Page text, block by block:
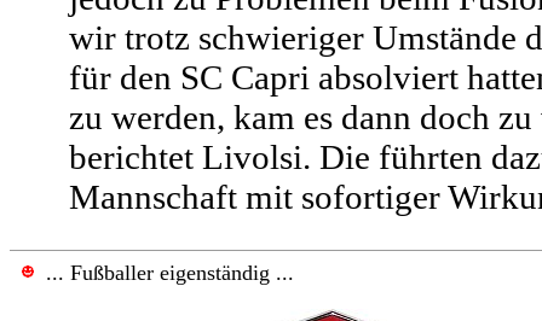
wir trotz schwieriger Umstände
für den SC Capri absolviert
zu werden, kam es dann doch
berichtet Livolsi. Die führten
Mannschaft mit sofortiger
... Fußballer eigenständig ...